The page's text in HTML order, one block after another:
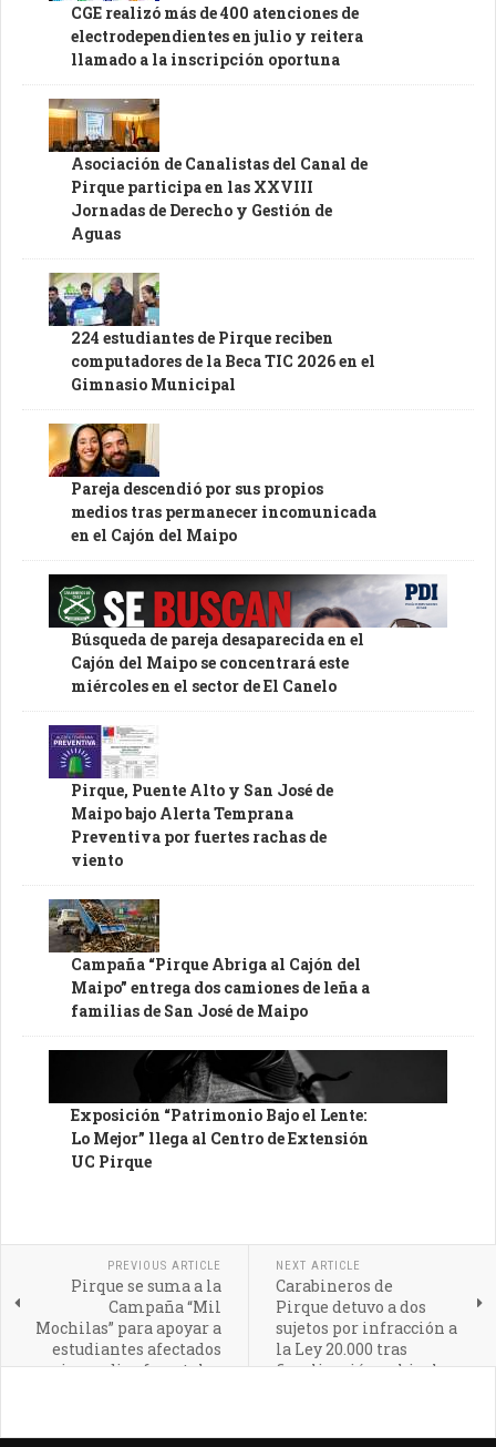
CGE realizó más de 400 atenciones de
electrodependientes en julio y reitera
llamado a la inscripción oportuna
Asociación de Canalistas del Canal de
Pirque participa en las XXVIII
Jornadas de Derecho y Gestión de
Aguas
224 estudiantes de Pirque reciben
computadores de la Beca TIC 2026 en el
Gimnasio Municipal
Pareja descendió por sus propios
medios tras permanecer incomunicada
en el Cajón del Maipo
Búsqueda de pareja desaparecida en el
Cajón del Maipo se concentrará este
miércoles en el sector de El Canelo
Pirque, Puente Alto y San José de
Maipo bajo Alerta Temprana
Preventiva por fuertes rachas de
viento
Campaña “Pirque Abriga al Cajón del
Maipo” entrega dos camiones de leña a
familias de San José de Maipo
Exposición “Patrimonio Bajo el Lente:
Lo Mejor” llega al Centro de Extensión
UC Pirque
PREVIOUS ARTICLE
Pirque se suma a la
Campaña “Mil
Mochilas” para apoyar a
estudiantes afectados
por incendios forestales
NEXT ARTICLE
Carabineros de
Pirque detuvo a dos
sujetos por infracción a
la Ley 20.000 tras
fiscalización vehicular